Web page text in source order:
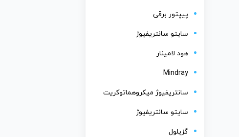
پیپتور برقی
سایتو سانتریفیوژ
هود لامینار
Mindray
سانتریفیوژ میکروهماتوکریت
سایتو سانتریفیوژ
گزیلول